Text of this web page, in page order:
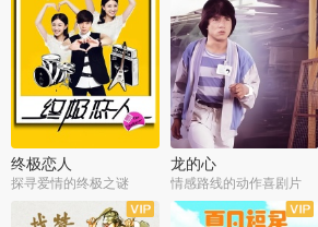
终极恋人
探寻爱情的终极之谜
龙的心
情感路线的动作喜剧片